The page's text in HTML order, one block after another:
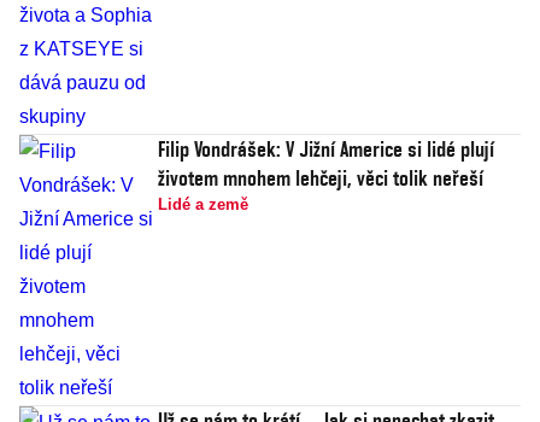
Filip Vondrášek: V Jižní Americe si lidé plují
životem mnohem lehčeji, věci tolik neřeší
Lidé a země